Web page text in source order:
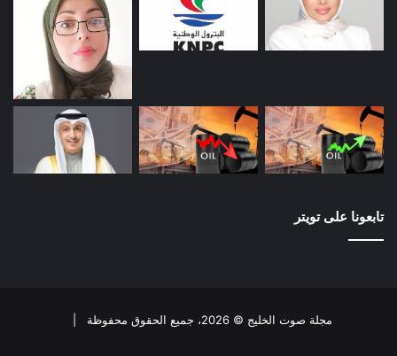
تابعونا على تويتر
مجلة صوت الخليج © 2026، جميع الحقوق محفوظة |